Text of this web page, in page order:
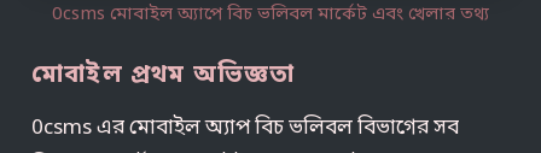
0csms মোবাইল অ্যাপে বিচ ভলিবল মার্কেট এবং খেলার তথ্য
মোবাইল প্রথম অভিজ্ঞতা
0csms এর মোবাইল অ্যাপ বিচ ভলিবল বিভাগের সব